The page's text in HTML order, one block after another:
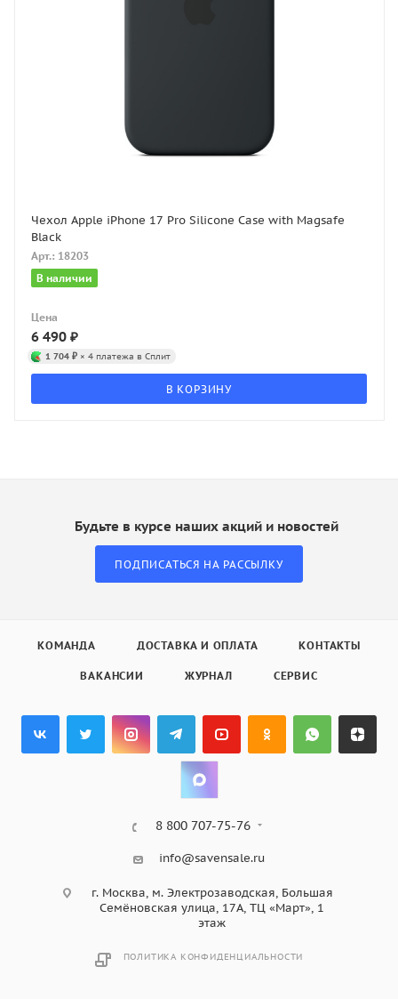
Чехол Apple iPhone 17 Pro Silicone Case with Magsafe
Black
Арт.: 18203
В наличии
Цена
6 490 ₽
1 704 ₽ × 4 платежа в Сплит
В КОРЗИНУ
Будьте в курсе наших акций и новостей
ПОДПИСАТЬСЯ НА РАССЫЛКУ
КОМАНДА ДОСТАВКА И ОПЛАТА КОНТАКТЫ
ВАКАНСИИ ЖУРНАЛ СЕРВИС
8 800 707-75-76
info@savensale.ru
г. Москва, м. Электрозаводская, Большая
Семёновская улица, 17А, ТЦ «Март», 1
этаж
ПОЛИТИКА КОНФИДЕНЦИАЛЬНОСТИ